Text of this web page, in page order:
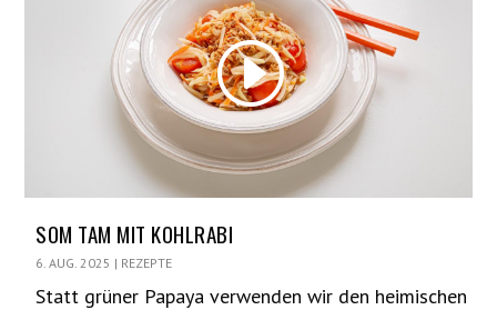
SOM TAM MIT KOHLRABI
6. AUG. 2025 | REZEPTE
Statt grüner Papaya verwenden wir den heimischen